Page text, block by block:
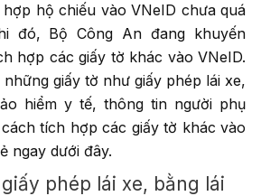
hộ chiếu vào VNeID chưa quá
đó, Bộ Công An đang khuyến
hợp các giấy tờ khác vào VNeID.
giấy tờ như giấy phép lái xe,
hiểm y tế, thông tin người phụ
tích hợp các giấy tờ khác vào
ngay dưới đây.
phép lái xe, bằng lái